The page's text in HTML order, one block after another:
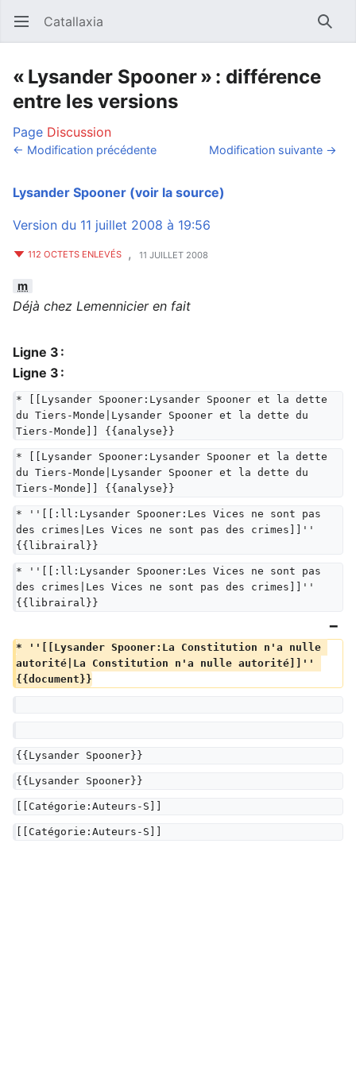
Ouvrir le menu principal Catallaxia
« Lysander Spooner » : différence
entre les versions
Page Discussion
← Modification précédente Modification suivante →
Lysander Spooner (voir la source)
Version du 11 juillet 2008 à 19:56
112 OCTETS ENLEVÉS , 11 JUILLET 2008
m
Déjà chez Lemennicier en fait
Ligne 3 :
Ligne 3 :
* [[Lysander Spooner:Lysander Spooner et la dette
du Tiers-Monde|Lysander Spooner et la dette du
Tiers-Monde]] {{analyse}}
* [[Lysander Spooner:Lysander Spooner et la dette
du Tiers-Monde|Lysander Spooner et la dette du
Tiers-Monde]] {{analyse}}
* ''[[:ll:Lysander Spooner:Les Vices ne sont pas
des crimes|Les Vices ne sont pas des crimes]]''
{{librairal}}
* ''[[:ll:Lysander Spooner:Les Vices ne sont pas
des crimes|Les Vices ne sont pas des crimes]]''
{{librairal}}
* ''[[Lysander Spooner:La Constitution n'a nulle
autorité|La Constitution n'a nulle autorité]]''
{{document}}
{{Lysander Spooner}}
{{Lysander Spooner}}
[[Catégorie:Auteurs-S]]
[[Catégorie:Auteurs-S]]